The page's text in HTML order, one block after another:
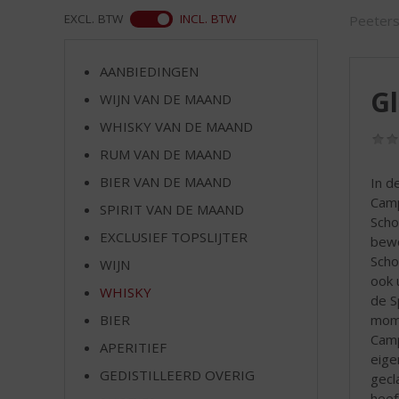
Peeters
In
ook
de
EXCL. BTW INCL. BTW
AANBIEDINGEN
WIJN VAN DE MAAND
WHISKY VAN DE MAAND
RUM VAN DE MAAND
BIER VAN DE MAAND
SPIRIT VAN DE MAAND
EXCLUSIEF TOPSLIJTER
WIJN
WHISKY
BIER
APERITIEF
GEDISTILLEERD OVERIG